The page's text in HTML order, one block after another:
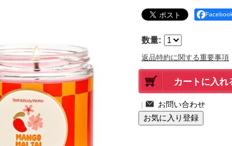
数量:
返品特約に関する重要事項